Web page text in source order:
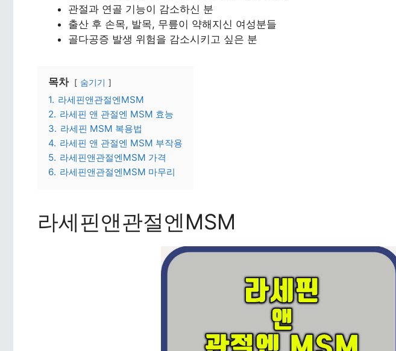
관절과 연골 기능이 감소하신 분
출산 후 손목, 발목, 무릎이 약해지신 여성분들
골다공증 발생 위험을 감소시키고 싶은 분
목차 숨기기
1. 라세핀앤관절엔MSM
2. 라세핀 앤 관절엔 MSM 효능
3. 라세핀 MSM 복용법
4. 라세핀 앤 관절엔 MSM 부작용
5. 라세핀앤관절엔MSM 가격
6. 라세핀앤관절엔MSM 마무리
라세핀앤관절엔MSM